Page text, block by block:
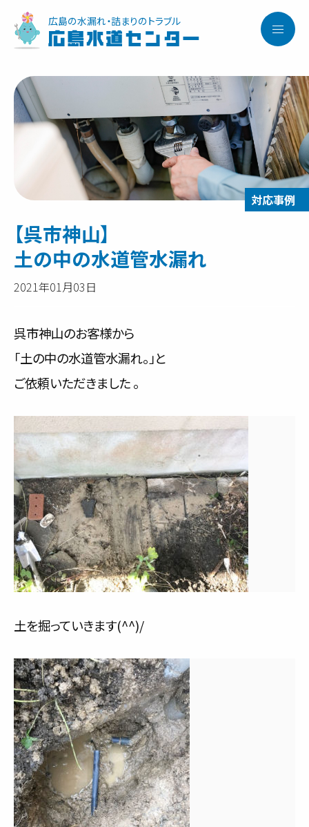
広島の水漏れ・詰まりのトラブル
広島水道センター
サービス内容と料金事例
料金一覧
対応事例
ご利用の流れ
対応エリア
会社紹介
【呉市神山】
土の中の水道管水漏れ
2021年01月03日
呉市神山のお客様から
「土の中の水道管水漏れ。」と
ご依頼いただきました 。
土を掘っていきます(^^)/